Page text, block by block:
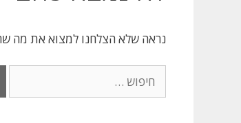
נראה שלא הצלחנו למצוא את מה